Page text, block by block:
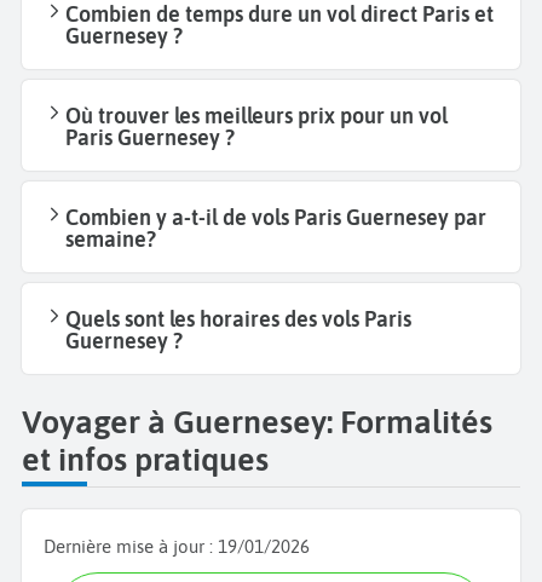
Combien de temps dure un vol direct Paris et
Guernesey ?
Où trouver les meilleurs prix pour un vol
Paris Guernesey ?
Combien y a-t-il de vols Paris Guernesey par
semaine?
Quels sont les horaires des vols Paris
Guernesey ?
Voyager à Guernesey: Formalités
et infos pratiques
Dernière mise à jour : 19/01/2026